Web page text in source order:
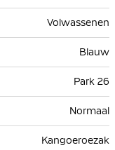
Volwassenen
Blauw
Park 26
Normaal
Kangoeroezak